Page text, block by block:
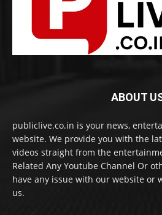
ABOUT
publiclive.co.in is your news,
website. We provide you with the
videos straight from the
Related Any Youtube Channel Or
have any issue with our website or
us.